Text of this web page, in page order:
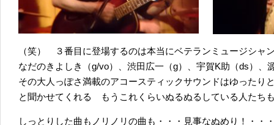
（笑） ３番目に登場するのは本当にベテランミュージシ
なだのきよしき（g/vo）、渋田広一（g）、宇賀K助（ds）
その大人っぽさ満載のアコースティックサウンドはゆったり
と聞かせてくれる もうこれくらいぬるぬるしている人たち
しっとりした曲もノリノリの曲も・・・見事なぬめり！・・